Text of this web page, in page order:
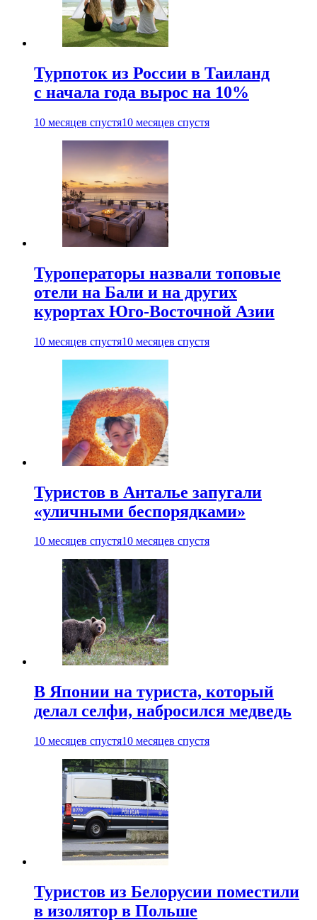
Турпоток из России в Таиланд
с начала года вырос на 10%
10 месяцев спустя10 месяцев спустя
Туроператоры назвали топовые
отели на Бали и на других
курортах Юго-Восточной Азии
10 месяцев спустя10 месяцев спустя
Туристов в Анталье запугали
«уличными беспорядками»
10 месяцев спустя10 месяцев спустя
В Японии на туриста, который
делал селфи, набросился медведь
10 месяцев спустя10 месяцев спустя
Туристов из Белорусии поместили
в изолятор в Польше